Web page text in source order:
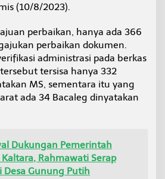
(10/8/2023).
perbaikan, hanya ada 366
perbaikan dokumen.
administrasi pada berkas
tersisa hanya 332
MS, sementara itu yang
ada 34 Bacaleg dinyatakan
Dukungan Pemerintah
Rahmawati Serap
Desa Gunung Putih